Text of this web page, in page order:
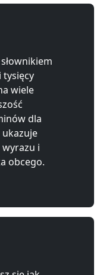
tysięcy
wiele
dla
ukazuje
i
obcego.